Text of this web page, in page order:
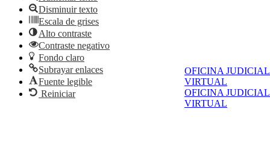
OFICINA JUDICIAL
VIRTUAL
OFICINA JUDICIAL
VIRTUAL
Disminuir texto
Escala de grises
Alto contraste
Contraste negativo
Fondo claro
Subrayar enlaces
Fuente legible
Reiniciar